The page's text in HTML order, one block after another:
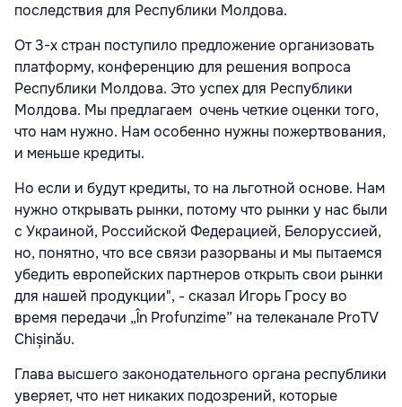
последствия для Республики Молдова.
От 3-х стран поступило предложение организовать
платформу, конференцию для решения вопроса
Республики Молдова. Это успех для Республики
Молдова. Мы предлагаем очень четкие оценки того,
что нам нужно. Нам особенно нужны пожертвования,
и меньше кредиты.
Но если и будут кредиты, то на льготной основе. Нам
нужно открывать рынки, потому что рынки у нас были
с Украиной, Российской Федерацией, Белоруссией,
но, понятно, что все связи разорваны и мы пытаемся
убедить европейских партнеров открыть свои рынки
для нашей продукции", - сказал Игорь Гросу во
время передачи „În Profunzime” на телеканале ProTV
Chișinău.
Глава высшего законодательного органа республики
уверяет, что нет никаких подозрений, которые